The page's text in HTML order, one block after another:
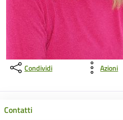
Condividi Azioni
Contatti